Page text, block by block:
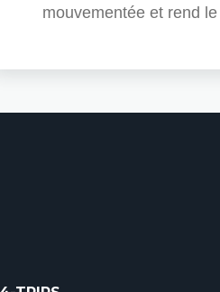
mouvementée et rend